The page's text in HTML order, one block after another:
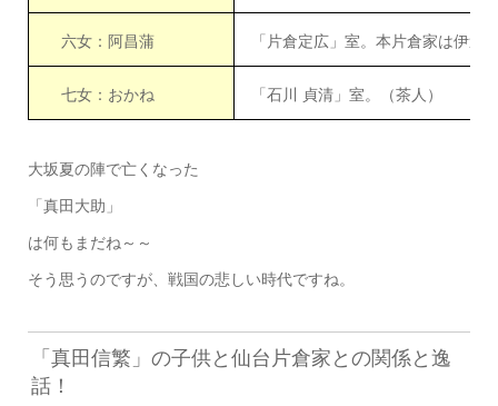
六女：阿昌蒲 「片倉定広」室。本片倉家は伊達
七女：おかね 「石川 貞清」室。（茶人）
大坂夏の陣で亡くなった
「真田大助」
は何もまだね～～
そう思うのですが、戦国の悲しい時代ですね。
「真田信繁」の子供と仙台片倉家との関係と逸
話！